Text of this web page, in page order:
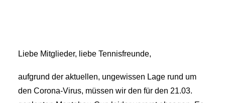
Liebe Mitglieder, liebe Tennisfreunde,
aufgrund der aktuellen, ungewissen Lage rund um
den Corona-Virus, müssen wir den für den 21.03.